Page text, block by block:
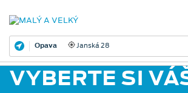
Opava Janská 28
VYBERTE SI